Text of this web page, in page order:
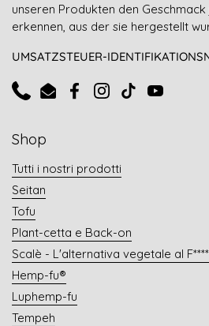
unseren Produkten den
erkennen, aus der sie hergestellt
UMSATZSTEUER-
TelefonE-MailFacebook
Instagram
TikTokYouTube
Shop
Tutti i nostri prodotti
Seitan
Tofu
Plant-cetta e Back-on
Scalè - L'alternativa vegetale al
Hemp-fu®
Luphemp-fu
Tempeh